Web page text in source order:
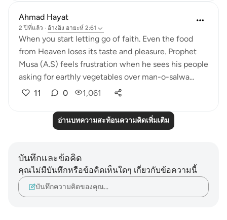
Ahmad Hayat
2 ปีที่แล้ว · อ้างอิง อายะห์ 2:61
When you start letting go of faith. Even the food
from Heaven loses its taste and pleasure. Prophet
Musa (A.S) feels frustration when he sees his people
asking for earthly vegetables over man-o-salwa...
11
0 1,061
อ่านบทความสะท้อนความคิดเพิ่มเติม
บันทึกและข้อคิด
คุณไม่มีบันทึกหรือข้อคิดเห็นใดๆ เกี่ยวกับข้อความนี้
บันทึกความคิดของคุณ…